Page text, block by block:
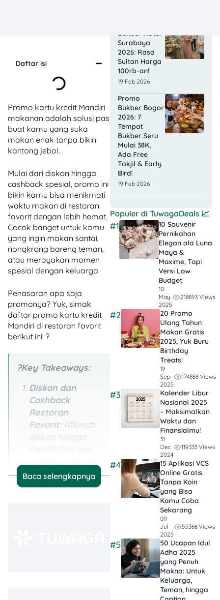
Daftar isi
Promo kartu kredit Mandiri
makanan adalah solusi pas
buat kamu yang suka
makan enak tanpa bikin
kantong jebol.
Mulai dari diskon hingga
cashback spesial, promo ini
bikin kamu bisa menikmati
waktu makan di restoran
favorit dengan lebih hemat.
Cocok banget untuk kamu
yang ingin makan santai,
nongkrong bareng teman,
atau merayakan momen
spesial dengan keluarga.
Penasaran apa saja
promonya? Yuk, simak
daftar promo kartu kredit
Mandiri di restoran favorit
berikut ini! ?
?Key Takeaways:
Diskon dan
Cashback
Restoran
Favorit: Nikmati
diskon hingga
di restoran
populer seperti
Baca selengkapnya
Bukber Hotel
Surabaya
2026: Rasa
Sultan Harga
100rb-an!
19 Feb 2026
Promo
Bukber Bogor
2026: 7
Tempat
Bukber Seru
Mulai 38K,
Ada Free
Takjil & Early
Bird!
19 Feb 2026
Populer di TuwagaDeals 📈
#1
10 Souvenir
Pernikahan
Elegan ala Luna
Maya &
Maxime, Tapi
Versi Low
Budget
10
May
2025
218893 Views
#2
20 Promo
Ulang Tahun
Makan Gratis
2025, Yuk Buru
Birthday
Treats!
19
Sep
2025
174868 Views
#3
Kalender Libur
Nasional 2025
– Maksimalkan
Waktu dan
Finansialmu!
31
Dec
2024
119333 Views
#4
15 Aplikasi VCS
Online Gratis
Tanpa Koin
yang Bisa
Kamu Coba
Sekarang
09
Jul
2025
55366 Views
#5
50 Ucapan Idul
Adha 2025
yang Penuh
Makna: Untuk
Keluarga,
Teman, hingga